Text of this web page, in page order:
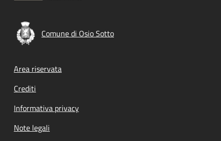
Comune di Osio Sotto
Footer menu
Area riservata
Crediti
Informativa privacy
Note legali